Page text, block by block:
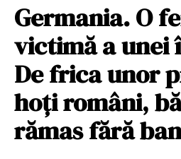
Germania. O
victimă a unei
De frica unor
hoți români,
rămas fără